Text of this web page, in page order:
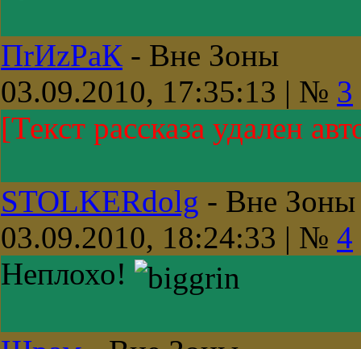
ПrИzРaК - Вне Зоны
03.09.2010, 17:35:13 | № 3
[Текст рассказа удален
STOLKERdolg - Вне Зоны
03.09.2010, 18:24:33 | № 4
Неплохо!